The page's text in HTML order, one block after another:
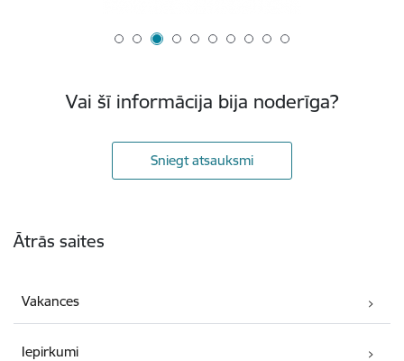
Vai šī informācija bija noderīga?
Sniegt atsauksmi
Ātrās saites
Vakances
Iepirkumi